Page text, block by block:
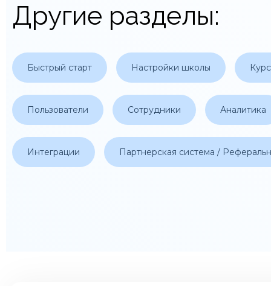
Другие разделы:
Быстрый старт Настройки школы
Пользователи Сотрудники Аналитика
Интеграции Партнерская система /